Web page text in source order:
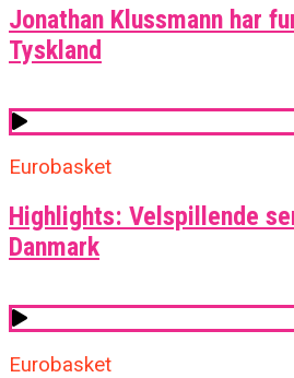
Jonathan Klussmann har
Tyskland
Eurobasket
Highlights: Velspillende
Danmark
Eurobasket